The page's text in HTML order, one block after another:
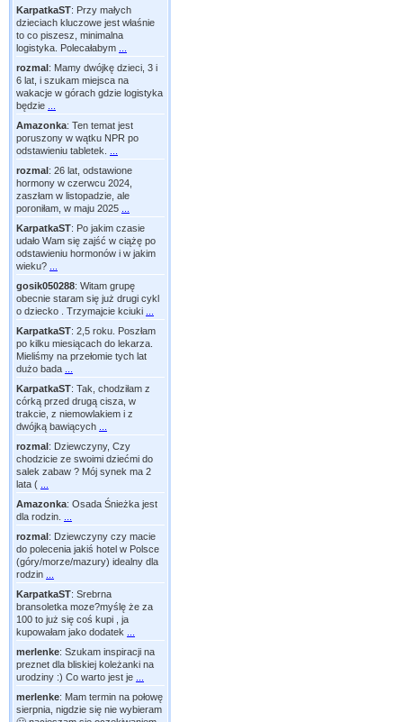
KarpatkaST: Przy małych
dzieciach kluczowe jest właśnie
to co piszesz, minimalna
logistyka. Polecałabym
rozmal: Mamy dwójkę dzieci, 3 i
6 lat, i szukam miejsca na
wakacje w górach gdzie logistyka
będzie
Amazonka: Ten temat jest
poruszony w wątku NPR po
odstawieniu tabletek.
rozmal: 26 lat, odstawione
hormony w czerwcu 2024,
zaszłam w listopadzie, ale
poroniłam, w maju 2025
KarpatkaST: Po jakim czasie
udało Wam się zajść w ciążę po
odstawieniu hormonów i w jakim
wieku?
gosik050288: Witam grupę
obecnie staram się już drugi cykl
o dziecko . Trzymajcie kciuki
KarpatkaST: 2,5 roku. Poszłam
po kilku miesiącach do lekarza.
Mieliśmy na przełomie tych lat
dużo bada
KarpatkaST: Tak, chodziłam z
córką przed drugą cisza, w
trakcie, z niemowlakiem i z
dwójką bawiących
rozmal: Dziewczyny, Czy
chodzicie ze swoimi dziećmi do
salek zabaw ? Mój synek ma 2
lata (
Amazonka: Osada Śnieżka jest
dla rodzin.
rozmal: Dziewczyny czy macie
do polecenia jakiś hotel w Polsce
(góry/morze/mazury) idealny dla
rodzin
KarpatkaST: Srebrna
bransoletka moze?myślę że za
100 to już się coś kupi , ja
kupowałam jako dodatek
merlenke: Szukam inspiracji na
preznet dla bliskiej koleżanki na
urodziny :) Co warto jest je
merlenke: Mam termin na połowę
sierpnia, nigdzie się nie wybieram